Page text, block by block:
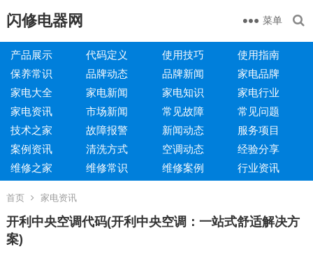
闪修电器网 菜单
产品展示 代码定义 使用技巧
使用指南
保养常识
品牌动态 品牌新闻
家电品牌
家电大全
家电新闻 家电知识
家电行业
家电资讯
市场新闻 常见故障
常见问题
技术之家
故障报警 新闻动态
服务项目
案例资讯
清洗方式 空调动态
经验分享
维修之家
维修常识 维修案例 行业资讯
首页 家电资讯
开利中央空调代码(开利中央空调：一站式舒适解决方
案)